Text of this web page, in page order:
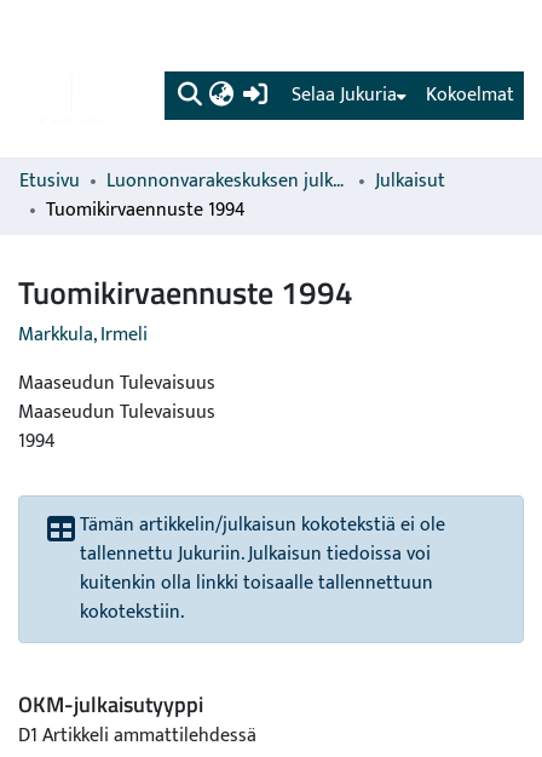
(current) Kokoelmat
Selaa Jukuria
Etusivu Luonnonvarakeskuksen julkaisut
Julkaisut
Tuomikirvaennuste 1994
Tuomikirvaennuste 1994
Markkula, Irmeli
Maaseudun Tulevaisuus
Maaseudun Tulevaisuus
1994
Tämän artikkelin/julkaisun kokotekstiä ei ole
tallennettu Jukuriin. Julkaisun tiedoissa voi
kuitenkin olla linkki toisaalle tallennettuun
kokotekstiin.
OKM-julkaisutyyppi
D1 Artikkeli ammattilehdessä